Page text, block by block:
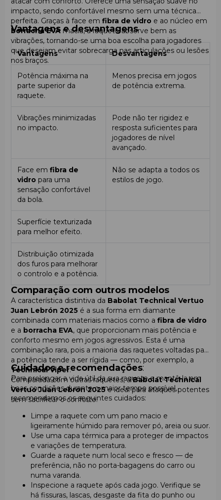
impacto, sendo confortável mesmo sem uma técnica
perfeita. Graças à face em fibra de vidro e ao núcleo em
borracha EVA macia, a raquete absorve bem as
vibrações, tornando-se uma boa escolha para jogadores
que desejam evitar sobrecarga nas articulações ou lesões
nos braços.
Vantagens e desvantagens
Vantagens Desvantagens
Potência máxima na
parte superior da
raquete.
Menos precisa em jogos
de potência extrema.
Vibrações minimizadas
no impacto.
Pode não ter rigidez e
resposta suficientes para
jogadores de nível
avançado.
Face em fibra de
vidro para uma
sensação confortável
da bola.
Não se adapta a todos os
estilos de jogo.
Superfície texturizada
para melhor efeito.
Distribuição otimizada
dos furos para melhorar
o controlo e a potência.
Comparação com outros modelos
A característica distintiva da Babolat Technical Vertuo
Juan Lebrón 2025 é a sua forma em diamante
combinada com materiais macios como a fibra de vidro
e a borracha EVA, que proporcionam mais potência e
conforto mesmo em jogos agressivos. Esta é uma
combinação rara, pois a maioria das raquetes voltadas para
a potência tende a ser rígida — como, por exemplo, a
Technical Viper.
Comparada com outras raquetes, aBabolat Technical
Vertuo Juan Lebrón 2025é ideal para ataques potentes
sem sacrificar o conforto.
Cuidados e recomendações:
Para prolongar a vida útil da sua raquete e mantê-la em
boas condições durante o maior tempo possível,
recomendamos os seguintes cuidados:
Limpe a raquete com um pano macio e
ligeiramente húmido para remover pó, areia ou suor.
Use uma capa térmica para a proteger de impactos
e variações de temperatura.
Guarde a raquete num local seco e fresco — de
preferência, não no porta-bagagens do carro ou
numa varanda.
Inspecione a raquete após cada jogo. Verifique se
há fissuras, lascas, desgaste da fita do punho ou